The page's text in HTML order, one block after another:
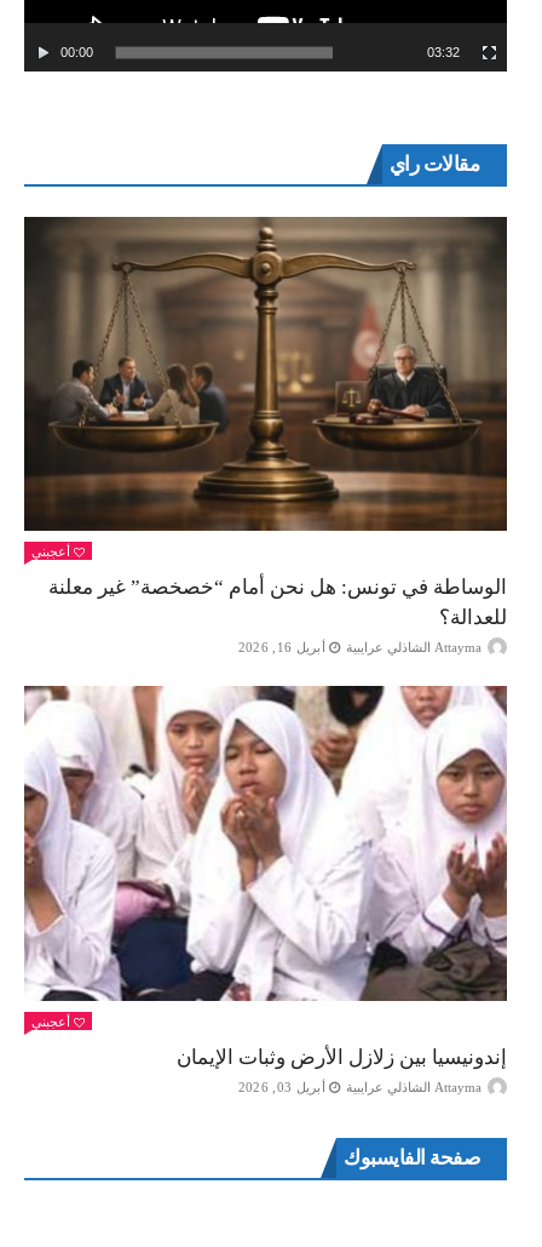
00:00 03:32
مقالات راي
أعجبني
الوساطة في تونس: هل نحن أمام “خصخصة” غير معلنة
للعدالة؟
Attayma الشاذلي عرايبية أبريل 16, 2026
أعجبني
إندونيسيا بين زلازل الأرض وثبات الإيمان
Attayma الشاذلي عرايبية أبريل 03, 2026
صفحة الفايسبوك